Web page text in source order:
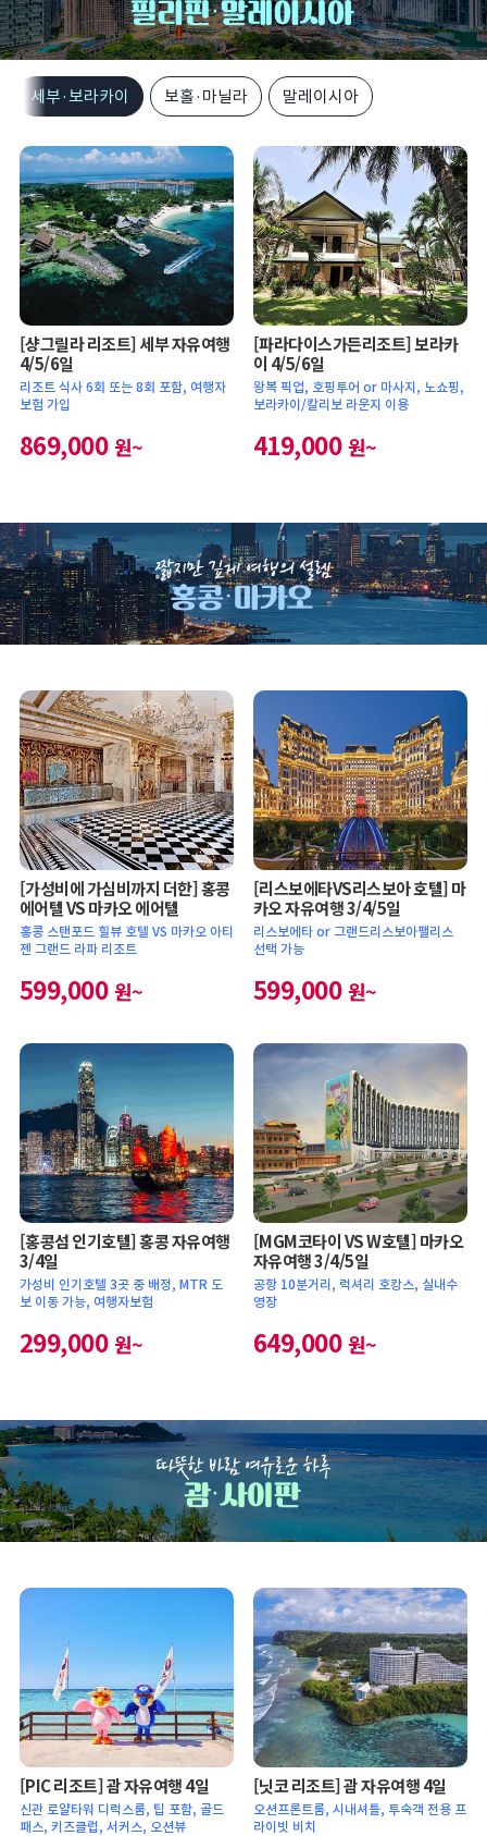
세부·보라카이 보홀·마닐라 말레이시아
[샹그릴라 리조트] 세부 자유여행
4/5/6일
리조트 식사 6회 또는 8회 포함, 여행자
보험 가입
869,000원~
[파라다이스가든리조트] 보라카
이 4/5/6일
왕복 픽업, 호핑투어 or 마사지, 노쇼핑,
보라카이/칼리보 라운지 이용
419,000원~
[가성비에 가심비까지 더한] 홍콩
에어텔 VS 마카오 에어텔
홍콩 스탠포드 힐뷰 호텔 VS 마카오 아티
젠 그랜드 라파 리조트
599,000원~
[리스보에타VS리스보아 호텔] 마
카오 자유여행 3/4/5일
리스보에타 or 그랜드리스보아팰리스
선택 가능
599,000원~
[홍콩섬 인기호텔] 홍콩 자유여행
3/4일
가성비 인기호텔 3곳 중 배정, MTR 도
보 이동 가능, 여행자보험
299,000원~
[MGM코타이 VS W호텔] 마카오
자유여행 3/4/5일
공항 10분거리, 럭셔리 호캉스, 실내수
영장
649,000원~
[PIC 리조트] 괌 자유여행 4일
신관 로얄타워 디럭스룸, 팁 포함, 골드
패스, 키즈클럽, 서커스, 오션뷰
[닛코 리조트] 괌 자유여행 4일
오션프론트룸, 시내셔틀, 투숙객 전용 프
라이빗 비치